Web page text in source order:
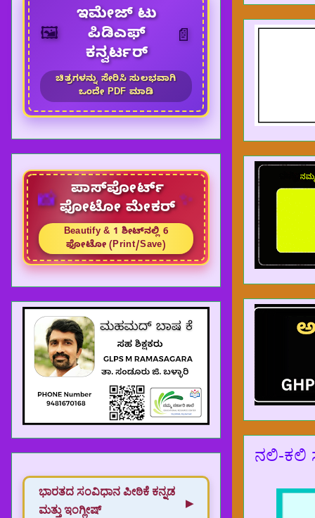
ನಲಿ-ಕಲಿ‌
🖼️
ಇಮೇಜ್ ಟು
ಪಿಡಿಎಫ್
ಕನ್ವರ್ಟರ್
📄
ಚಿತ್ರಗಳನ್ನು ಸೇರಿಸಿ ಸುಲಭವಾಗಿ
ಒಂದೇ PDF ಮಾಡಿ
📸
ಪಾಸ್‌ಪೋರ್ಟ್
ಫೋಟೋ ಮೇಕರ್
✨
Beautify & 1 ಶೀಟ್‌ನಲ್ಲಿ 6
ಫೋಟೋ (Print/Save)
ಭಾರತದ ಸಂವಿಧಾನ‌ ಪೀಠಿಕೆ ಕನ್ನಡ
ಮತ್ತು ಇಂಗ್ಲೀಷ್
▶